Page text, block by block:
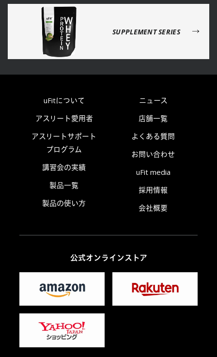
SUPPLEMENT SERIES →
uFitについて
アスリート愛用者
アスリートサポート
プログラム
講習会の実績
製品一覧
製品の使い方
ニュース
店舗一覧
よくある質問
お問い合わせ
uFit media
採用情報
会社概要
公式オンラインストア